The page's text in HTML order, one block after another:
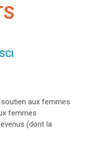
aux femmes
femmes
(dont la